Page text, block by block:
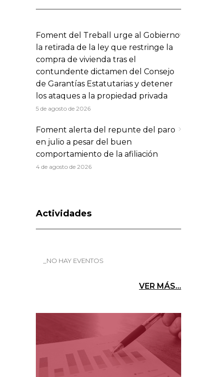
Foment del Treball urge al Gobierno
la retirada de la ley que restringe la
compra de vivienda tras el
contundente dictamen del Consejo
de Garantías Estatutarias y detener
los ataques a la propiedad privada
5 de agosto de 2026
Foment alerta del repunte del paro
en julio a pesar del buen
comportamiento de la afiliación
4 de agosto de 2026
Actividades
_NO HAY EVENTOS
VER MÁS...